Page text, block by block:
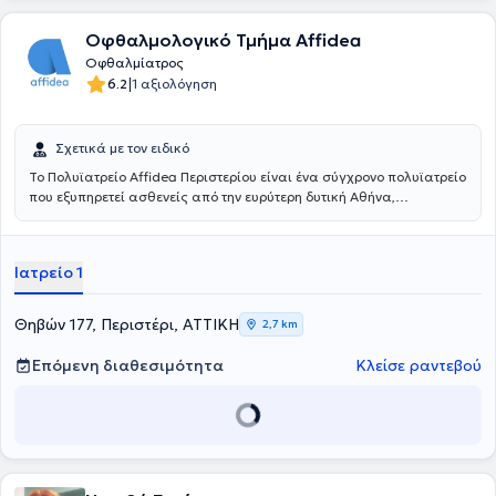
Οφθαλμολογικό Τμήμα Affidea
Οφθαλμίατρος
6.2|1 αξιολόγηση
Σχετικά με τον ειδικό
Το Πολυϊατρείο Affidea Περιστερίου είναι ένα σύγχρονο πολυϊατρείο
που εξυπηρετεί ασθενείς από την ευρύτερη δυτική Αθήνα,
φροντίδα υγείας κάτω από μία οροφή. Με εξειδικευμένους ιατρούς
ολόκληρης της οικογένειας - από προληπτικούς ελέγχους έως
εξειδικευμένη διάγνωση και παρακολούθηση.
Ιατρείο 1
Θηβών 177, Περιστέρι, ΑΤΤΙΚΗ 2,7 km
Επόμενη διαθεσιμότητα Κλείσε ραντεβού